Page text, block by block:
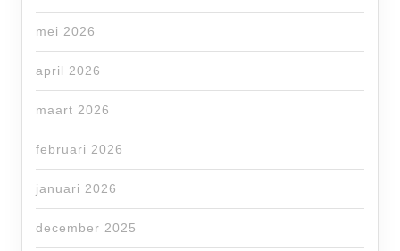
mei 2026
april 2026
maart 2026
februari 2026
januari 2026
december 2025